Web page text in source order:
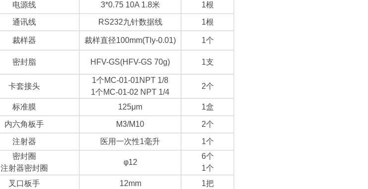
电源线 3*0.75 10A 1.8米 1根
通讯线 RS232九针数据线 1根
裁样器 裁样直径100mm(Tly-0.01) 1个
密封脂 HFV-GS(HFV-GS 70g) 1支
卡套接头
1个MC-01-01NPT 1/8
1个MC-01-02 NPT 1/4
2个
标准膜 125μm 1盒
内六角板手 M3/M10 2个
注射器 医用一次性1毫升 1个
密封圈
注射器密封圈
φ12
6个
1个
叉口板手 12mm 1把